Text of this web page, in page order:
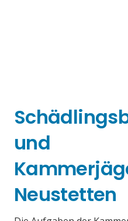
und
Neustetten